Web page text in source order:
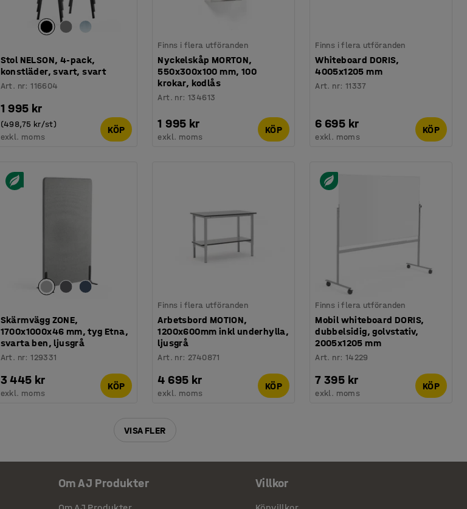
Stol NELSON, 4-pack,
konstläder, svart, svart
Art. nr:116604
1 995 kr
(498,75 kr/st)
exkl. moms
KÖP
Finns i flera utföranden
Nyckelskåp MORTON,
550x300x100 mm, 100
krokar, kodlås
Art. nr:134613
1 995 kr
exkl. moms
KÖP
Finns i flera utföranden
Whiteboard DORIS,
4005x1205 mm
Art. nr: 11337
6 695 kr
exkl. moms
KÖP
Skärmvägg ZONE,
1700x1000x46 mm, tyg Etna,
svarta ben, ljusgrå
Art. nr:129331
3 445 kr
exkl. moms
KÖP
Finns i flera utföranden
Arbetsbord MOTION,
1200x600mm inkl underhylla,
ljusgrå
Art. nr: 2740871
4 695 kr
exkl. moms
KÖP
Finns i flera utföranden
Mobil whiteboard DORIS,
dubbelsidig, golvstativ,
2005x1205 mm
Art. nr: 14229
7 395 kr
exkl. moms
KÖP
VISA FLER
Om AJ Produkter Villkor